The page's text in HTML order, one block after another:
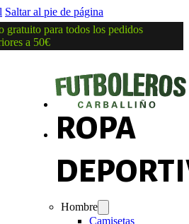
Saltar al pie de página
gratuito para todos los pedidos
a 50€
ROPA
Hombre
Camisetas